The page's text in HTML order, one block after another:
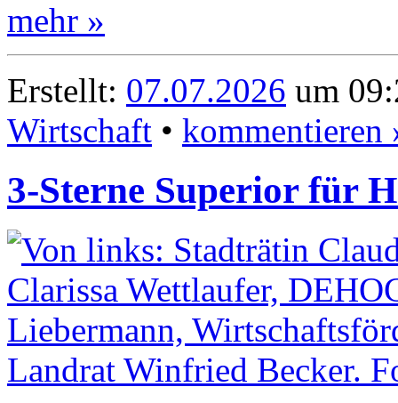
mehr »
Erstellt: 07.07.2026 um
Wirtschaft • kommentieren
3-Sterne Superior für